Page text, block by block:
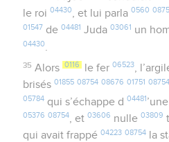
le roi04430, et lui parla0560
01547 de04481 Juda03061 un
04430
35 Alors 0116 le fer 06523,
brisés01855 08754 08676 01751 08754
05784 qui s’échappe d04481
05376 08754, et03606 nulle03809
qui avait frappé04223 08754 la